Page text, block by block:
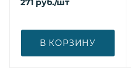
271 руб./шт
В КОРЗИНУ